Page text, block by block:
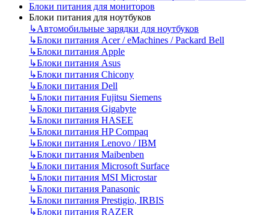
Блоки питания для мониторов
Блоки питания для ноутбуков
↳Автомобильные зарядки для ноутбуков
↳Блоки питания Acer / eMachines / Packard Bell
↳Блоки питания Apple
↳Блоки питания Asus
↳Блоки питания Chicony
↳Блоки питания Dell
↳Блоки питания Fujitsu Siemens
↳Блоки питания Gigabyte
↳Блоки питания HASEE
↳Блоки питания HP Compaq
↳Блоки питания Lenovo / IBM
↳Блоки питания Maibenben
↳Блоки питания Microsoft Surface
↳Блоки питания MSI Microstar
↳Блоки питания Panasonic
↳Блоки питания Prestigio, IRBIS
↳Блоки питания RAZER